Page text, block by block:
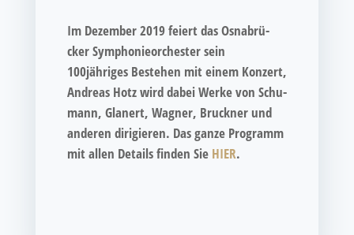
Im Dezem­ber 2019 fei­ert das Osna­brü­
cker Sym­pho­nie­or­ches­ter sein
100jähriges Bestehen mit einem Kon­zert,
Andre­as Hotz wird dabei Wer­ke von Schu­
mann, Gla­nert, Wag­ner, Bruck­ner und
ande­ren diri­gie­ren. Das gan­ze Pro­gramm
mit allen Details fin­den SieHIER.